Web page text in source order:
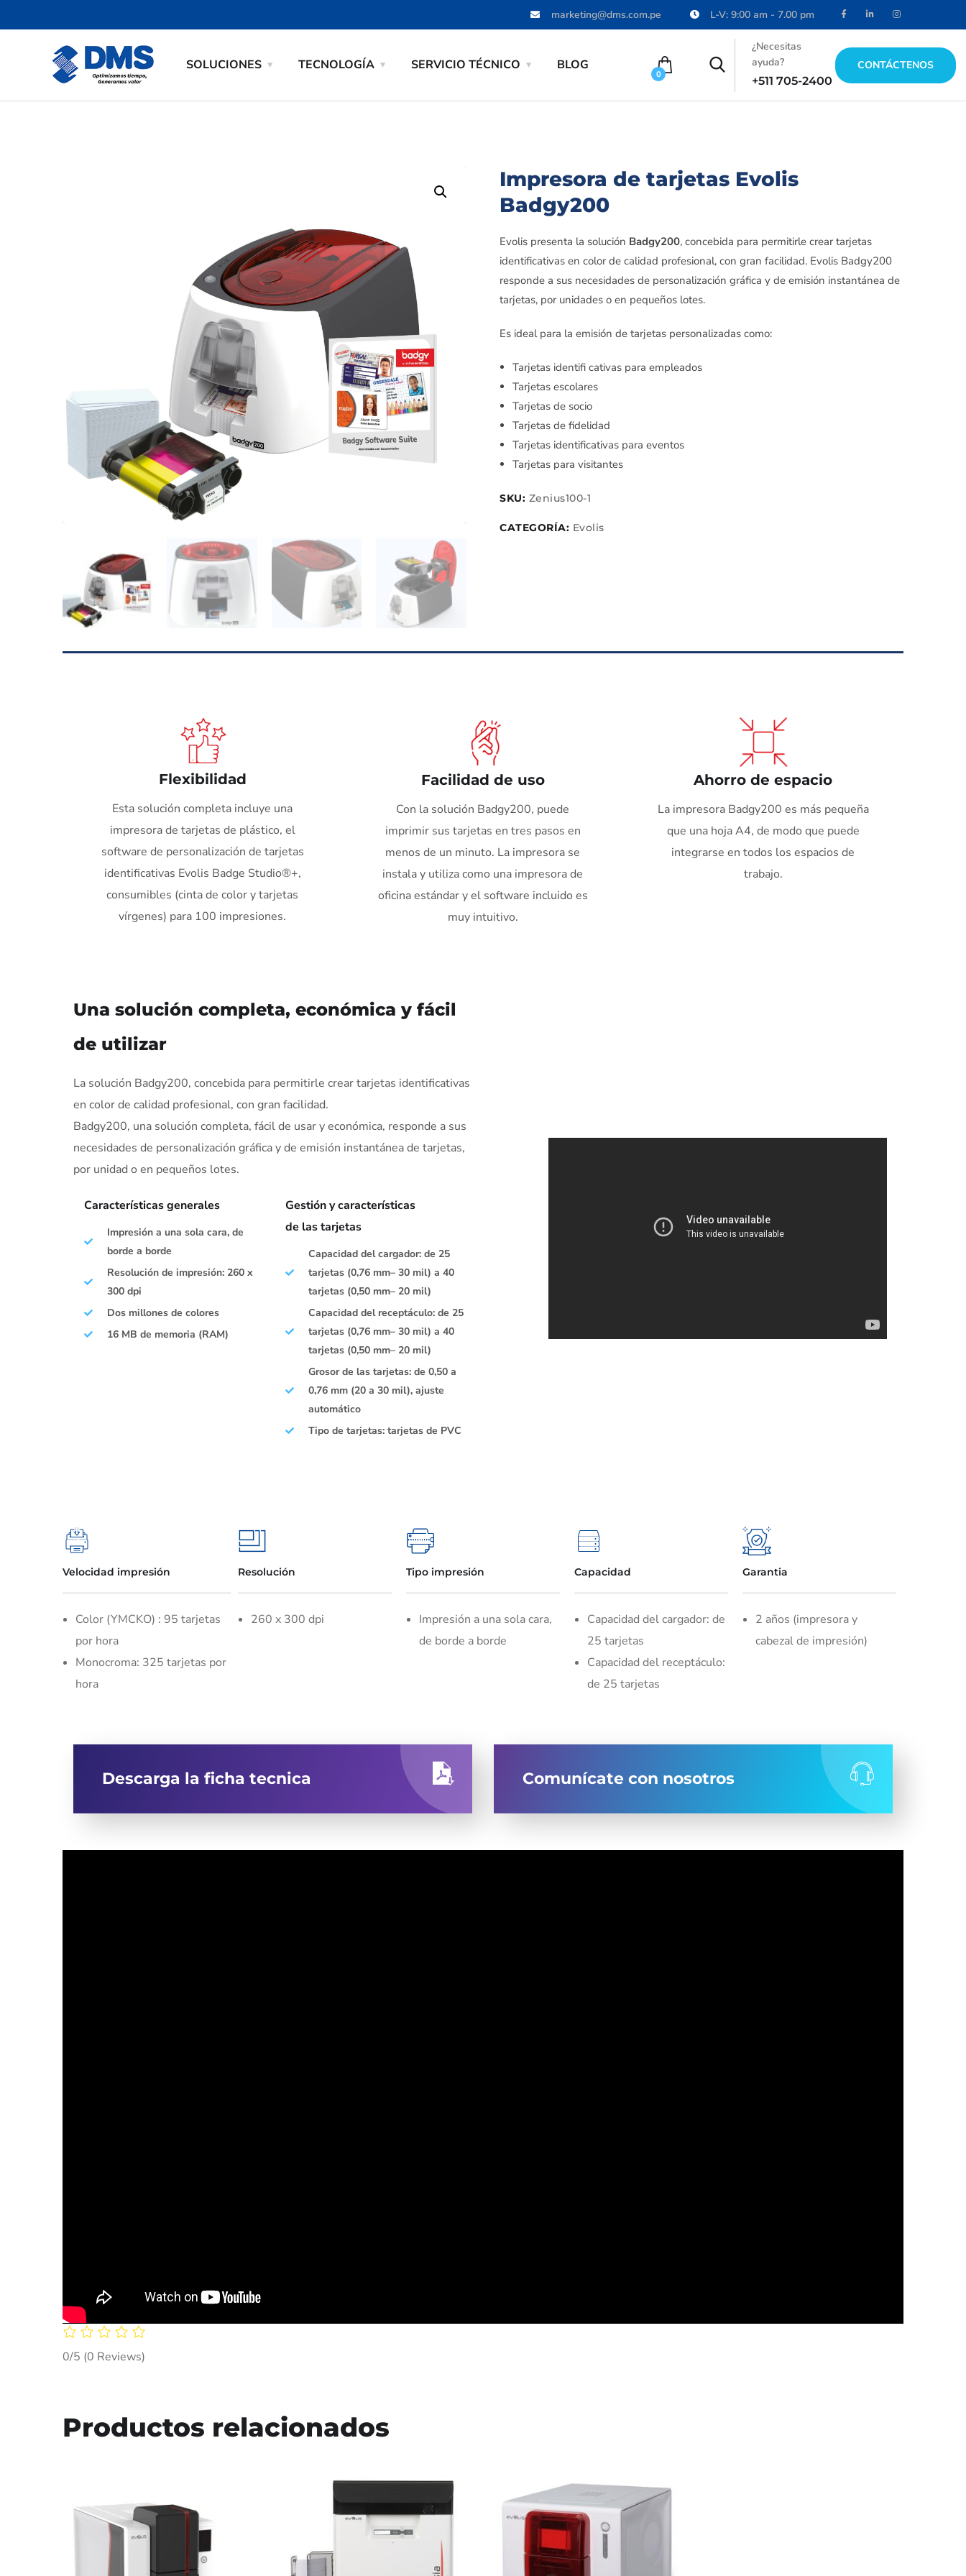
marketing@dms.com.pe L-V: 9:00 am - 7.00 pm
SOLUCIONES TECNOLOGÍA SERVICIO TÉCNICO BLOG
0
¿Necesitas
ayuda?
+511 705-2400
CONTÁCTENOS
Impresora de tarjetas Evolis
Badgy200
Evolis presenta la solución Badgy200, concebida para permitirle crear tarjetas
identificativas en color de calidad profesional, con gran facilidad. Evolis Badgy200
responde a sus necesidades de personalización gráfica y de emisión instantánea de
tarjetas, por unidades o en pequeños lotes.
Es ideal para la emisión de tarjetas personalizadas como:
Tarjetas identifi cativas para empleados
Tarjetas escolares
Tarjetas de socio
Tarjetas de fidelidad
Tarjetas identificativas para eventos
Tarjetas para visitantes
SKU: Zenius100-1
CATEGORÍA: Evolis
Flexibilidad
Esta solución completa incluye una
impresora de tarjetas de plástico, el
software de personalización de tarjetas
identificativas Evolis Badge Studio®+,
consumibles (cinta de color y tarjetas
vírgenes) para 100 impresiones.
Facilidad de uso
Con la solución Badgy200, puede
imprimir sus tarjetas en tres pasos en
menos de un minuto. La impresora se
instala y utiliza como una impresora de
oficina estándar y el software incluido es
muy intuitivo.
Ahorro de espacio
La impresora Badgy200 es más pequeña
que una hoja A4, de modo que puede
integrarse en todos los espacios de
trabajo.
Una solución completa, económica y fácil
de utilizar
La solución Badgy200, concebida para permitirle crear tarjetas identificativas
en color de calidad profesional, con gran facilidad.
Badgy200, una solución completa, fácil de usar y económica, responde a sus
necesidades de personalización gráfica y de emisión instantánea de tarjetas,
por unidad o en pequeños lotes.
Características generales
Impresión a una sola cara, de
borde a borde
Resolución de impresión: 260 x
300 dpi
Dos millones de colores
16 MB de memoria (RAM)
Gestión y características
de las tarjetas
Capacidad del cargador: de 25
tarjetas (0,76 mm– 30 mil) a 40
tarjetas (0,50 mm– 20 mil)
Capacidad del receptáculo: de 25
tarjetas (0,76 mm– 30 mil) a 40
tarjetas (0,50 mm– 20 mil)
Grosor de las tarjetas: de 0,50 a
0,76 mm (20 a 30 mil), ajuste
automático
Tipo de tarjetas: tarjetas de PVC
Velocidad impresión
Color (YMCKO) : 95 tarjetas
por hora
Monocroma: 325 tarjetas por
hora
Resolución
260 x 300 dpi
Tipo impresión
Impresión a una sola cara,
de borde a borde
Capacidad
Capacidad del cargador: de
25 tarjetas
Capacidad del receptáculo:
de 25 tarjetas
Garantia
2 años (impresora y
cabezal de impresión)
Descarga la ficha tecnica Comunícate con nosotros
0/5 (0 Reviews)
Productos relacionados